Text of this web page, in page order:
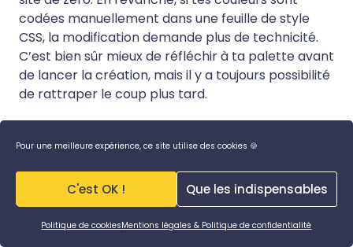
Pour une meilleure expérience, ce site utilise des cookies 🍪
C'est OK ! Que les indispensables
Politique de cookiesMentions légales & Politique de confidentialité
codées manuellement dans une feuille de style
CSS, la modification demande plus de technicité.
C’est bien sûr mieux de réfléchir à ta palette avant
de lancer la création, mais il y a toujours possibilité
de rattraper le coup plus tard.
Comment adapter sa palette de
couleurs si on pratique plusieurs
disciplines sportives ?
Le plus simple est de trouver une couleur
dominante suffisamment neutre ou polyvalente